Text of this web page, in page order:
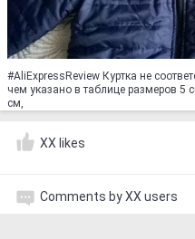
#AliExpressReview Куртка не
чем указано в таблице размеров 5
см,
XX likes
Comments by XX users